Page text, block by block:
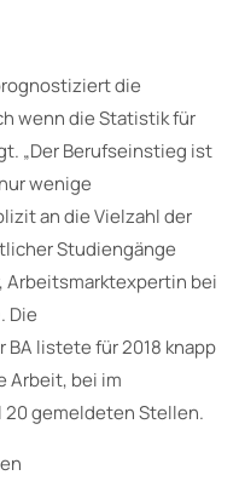
die
wenn die Statistik für
„Der Berufseinstieg ist
wenige
an die Vielzahl der
Studiengänge
Arbeitsmarktexpertin bei
Die
listete für 2018 knapp
Arbeit, bei im
gemeldeten Stellen.